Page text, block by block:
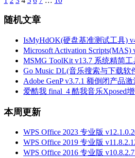
文
章
随机文章
IsMyHdOK(硬盘基准测试工具)
Microsoft Activation Scripts(MAS)
MSMG ToolKit v13.7 系统精简工
Go Music DL(音乐搜索与下载软
Adobe GenP v3.7.1 额倒闭产品
爱酷我 final_4 酷我音乐Xposed
本周更新
WPS Office 2023 专业版
WPS Office 2019 专业版
WPS Office 2016 专业版